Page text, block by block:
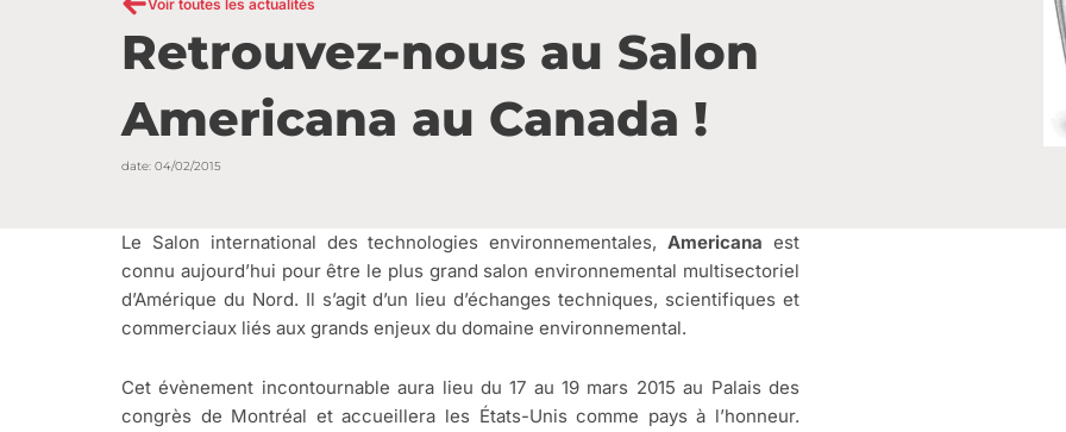
Voir toutes les actualités
Retrouvez-nous au Salon
Americana au Canada !
date: 04/02/2015
Le Salon international des technologies environnementales,Americanaest
connu aujourd’hui pour être le plus grand salon environnemental multisectoriel
d’Amérique du Nord. Il s’agit d’un lieu d’échanges techniques, scientifiques et
commerciaux liés aux grands enjeux du domaine environnemental.
Cet évènement incontournable aura lieu du 17 au 19 mars 2015 au Palais des
congrès de Montréal et accueillera les États-Unis comme pays à l’honneur.